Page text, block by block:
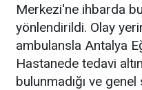
Merkezi'ne ihbarda
yönlendirildi. Olay
ambulansla Antalya
Hastanede tedavi
bulunmadığı ve